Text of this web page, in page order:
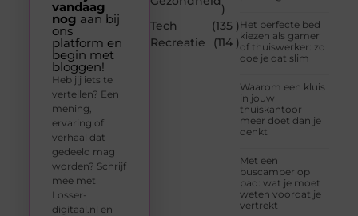
)
Tech
(135 )
Recreatie
(114 )
Het perfecte bed
kiezen als gamer
of thuiswerker: zo
doe je dat slim
Waarom een kluis
in jouw
thuiskantoor
meer doet dan je
denkt
Met een
buscamper op
pad: wat je moet
weten voordat je
vertrekt
vandaag
nog aan bij
ons
platform en
begin met
bloggen!
Heb jij iets te
vertellen? Een
mening,
ervaring of
verhaal dat
gedeeld mag
worden? Schrijf
mee met
Losser-
digitaal.nl en